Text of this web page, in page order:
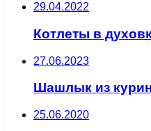
29.04.2022
Котлеты в
27.06.2023
Шашлык из
25.06.2020